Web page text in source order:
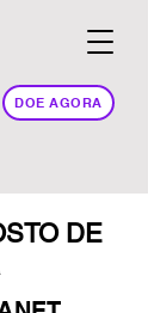
DOE AGORA
DE